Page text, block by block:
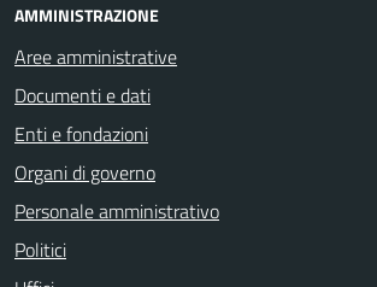
AMMINISTRAZIONE
Aree amministrative
Documenti e dati
Enti e fondazioni
Organi di governo
Personale amministrativo
Politici